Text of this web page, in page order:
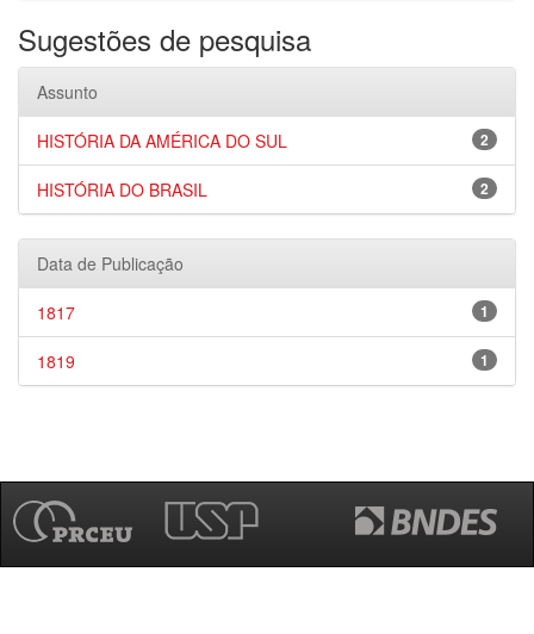
Sugestões de pesquisa
Assunto
2
HISTÓRIA DA AMÉRICA DO SUL
2
HISTÓRIA DO BRASIL
Data de Publicação
1
1817
1
1819